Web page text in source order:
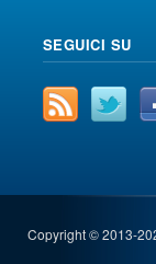
SEGUICI SU
Copyright © 2013-